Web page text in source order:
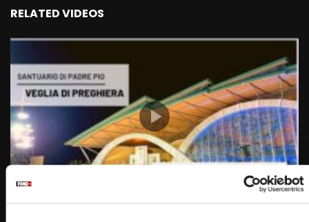
RELATED VIDEOS
01:06:29